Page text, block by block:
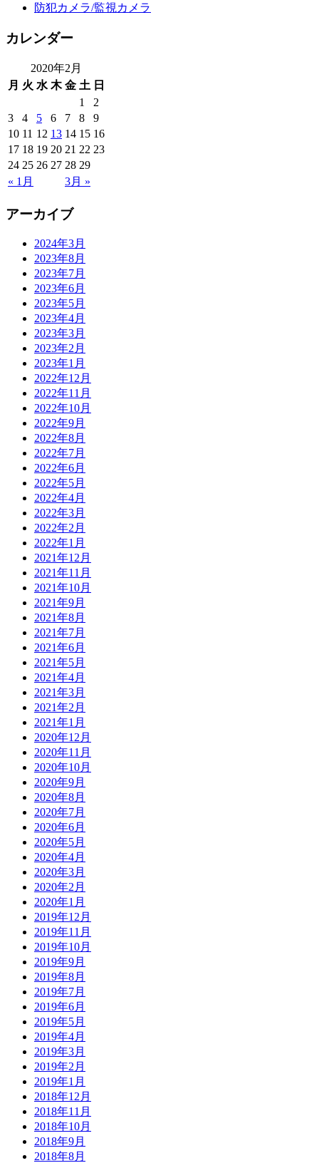
防犯カメラ/監視カメラ
カレンダー
2020年2月
月 火 水 木 金 土 日
« 1月 3月 »
1
2
3
4 5 6 7 8
9
10 11 12 13 14 15 16
17 18 19 20 21 22 23
24 25 26 27 28 29
アーカイブ
2024年3月
2023年8月
2023年7月
2023年6月
2023年5月
2023年4月
2023年3月
2023年2月
2023年1月
2022年12月
2022年11月
2022年10月
2022年9月
2022年8月
2022年7月
2022年6月
2022年5月
2022年4月
2022年3月
2022年2月
2022年1月
2021年12月
2021年11月
2021年10月
2021年9月
2021年8月
2021年7月
2021年6月
2021年5月
2021年4月
2021年3月
2021年2月
2021年1月
2020年12月
2020年11月
2020年10月
2020年9月
2020年8月
2020年7月
2020年6月
2020年5月
2020年4月
2020年3月
2020年2月
2020年1月
2019年12月
2019年11月
2019年10月
2019年9月
2019年8月
2019年7月
2019年6月
2019年5月
2019年4月
2019年3月
2019年2月
2019年1月
2018年12月
2018年11月
2018年10月
2018年9月
2018年8月